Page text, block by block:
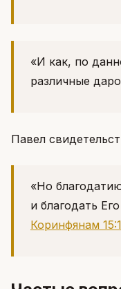
«И как, по
различные
Павел
«Но
и благодать
Коринфянам